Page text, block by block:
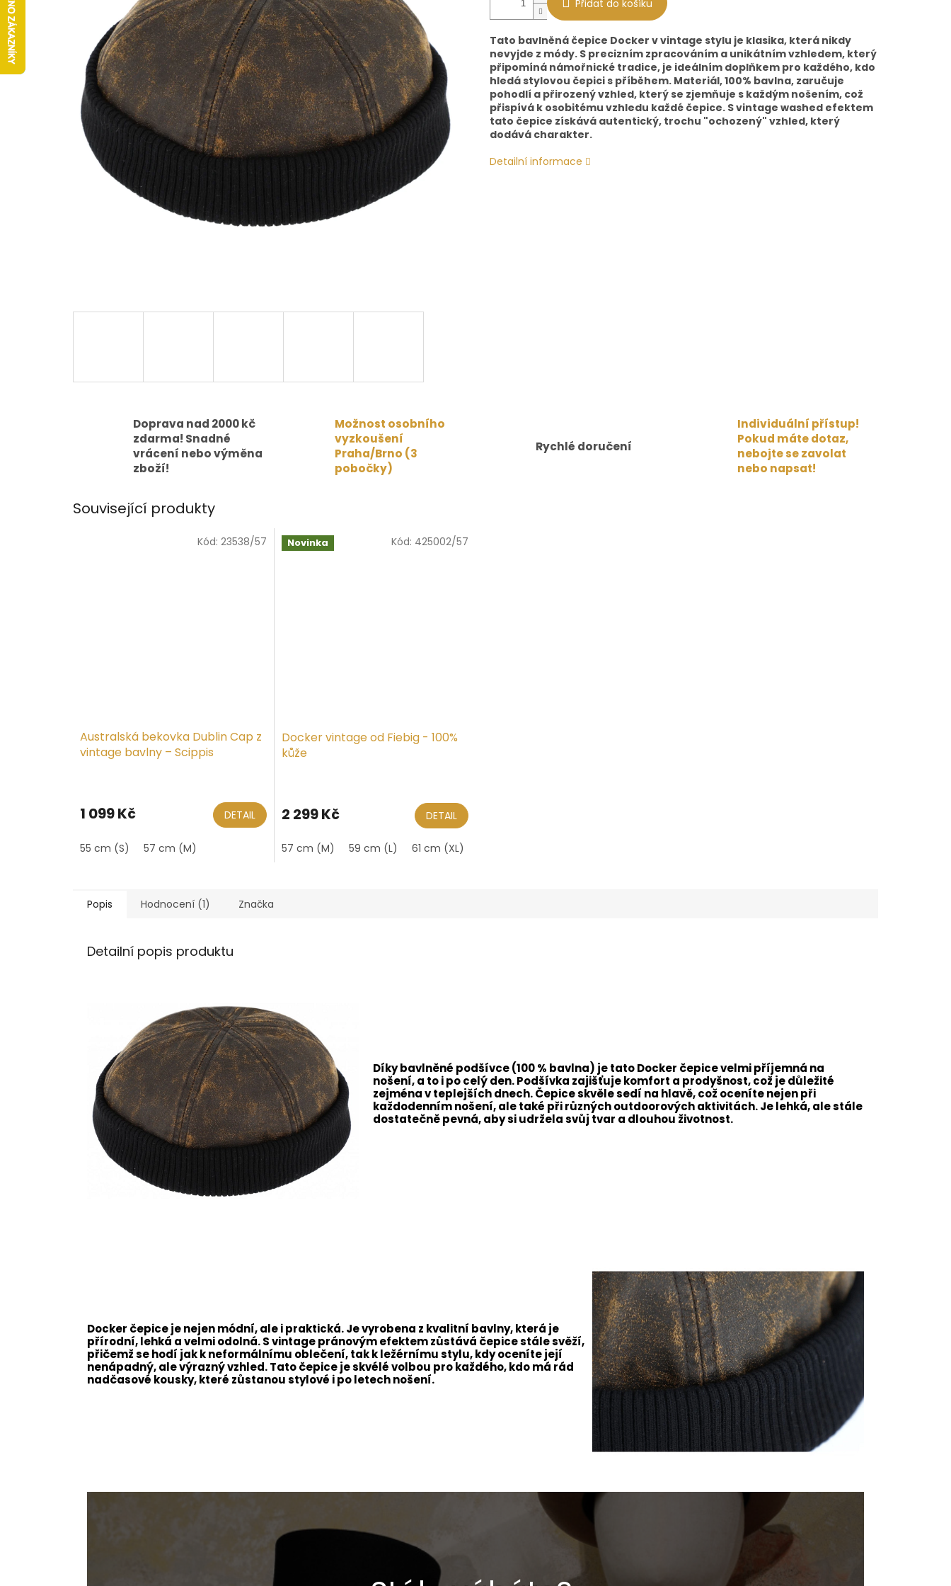
Přidat do košíku
Tato bavlněná čepice Docker v vintage stylu je klasika, která nikdy
nevyjde z módy. S precizním zpracováním a unikátním vzhledem, který
připomíná námořnické tradice, je ideálním doplňkem pro každého, kdo
hledá stylovou čepici s příběhem. Materiál, 100% bavlna, zaručuje
pohodlí a přirozený vzhled, který se zjemňuje s každým nošením, což
přispívá k osobitému vzhledu každé čepice. S vintage washed efektem
tato čepice získává autentický, trochu "ochozený" vzhled, který
dodává charakter.
Detailní informace
Doprava nad 2000 kč
zdarma! Snadné
vrácení nebo výměna
zboží!
Možnost osobního
vyzkoušení
Praha/Brno (3
pobočky)
Rychlé doručení
Individuální přístup!
Pokud máte dotaz,
nebojte se zavolat
nebo napsat!
Související produkty
Australská bekovka Dublin Cap z
vintage bavlny – Scippis
1 099 Kč DETAIL
55 cm (S) 57 cm (M)
Kód: 23538/57 Novinka
Docker vintage od Fiebig - 100%
kůže
2 299 Kč DETAIL
57 cm (M) 59 cm (L) 61 cm (XL)
Kód: 425002/57
Popis Hodnocení (1) Značka
Detailní popis produktu
Díky bavlněné podšívce (100 % bavlna) je tato Docker čepice velmi příjemná na
nošení, a to i po celý den. Podšívka zajišťuje komfort a prodyšnost, což je důležité
zejména v teplejších dnech. Čepice skvěle sedí na hlavě, což oceníte nejen při
každodenním nošení, ale také při různých outdoorových aktivitách. Je lehká, ale stále
dostatečně pevná, aby si udržela svůj tvar a dlouhou životnost.
Docker čepice je nejen módní, ale i praktická. Je vyrobena z kvalitní bavlny, která je
přírodní, lehká a velmi odolná. S vintage pránovým efektem zůstává čepice stále svěží,
přičemž se hodí jak k neformálnímu oblečení, tak k ležérnímu stylu, kdy oceníte její
nenápadný, ale výrazný vzhled. Tato čepice je skvélé volbou pro každého, kdo má rád
nadčasové kousky, které zůstanou stylové i po letech nošení.